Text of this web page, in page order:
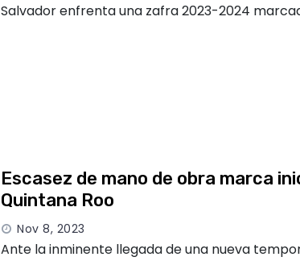
Salvador enfrenta una zafra 2023-2024
Escasez de mano de obra marca
Quintana Roo
Nov 8, 2023
Ante la inminente llegada de una nueva